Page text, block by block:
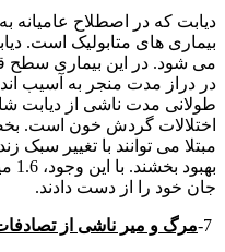
دیابت که در اصطلاح عامیانه
بیماری های متابولیک است.
می شود. در این بیماری سطح
در دراز مدت منجر به آسیب
طولانی مدت ناشی از دیابت
مبتلا می توانند با تغییر سبک
جان خود را
مرگ و میر ناشی از